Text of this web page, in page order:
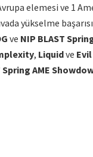
elemesi ve 1
yükselme başarısı
ve NIP BLAST
, Liquidve Evil
Spring AME